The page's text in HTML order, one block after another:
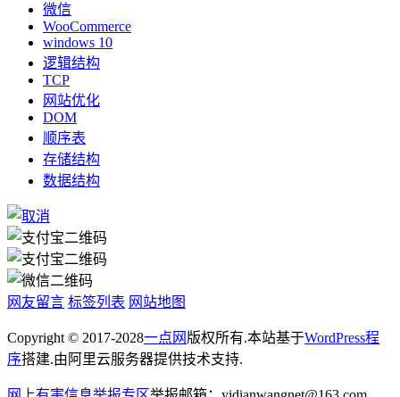
微信
WooCommerce
windows 10
逻辑结构
TCP
网站优化
DOM
顺序表
存储结构
数据结构
网友留言 标签列表 网站地图
Copyright © 2017-2028一点网 版权所有.本站基于WordPress程
序搭建.由阿里云服务器提供技术支持.